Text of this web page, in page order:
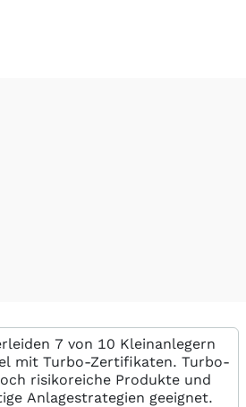
7 von 10 Kleinanlegern
mit Turbo-Zertifikaten. Turbo-
risikoreiche Produkte und
Anlagestrategien geeignet.